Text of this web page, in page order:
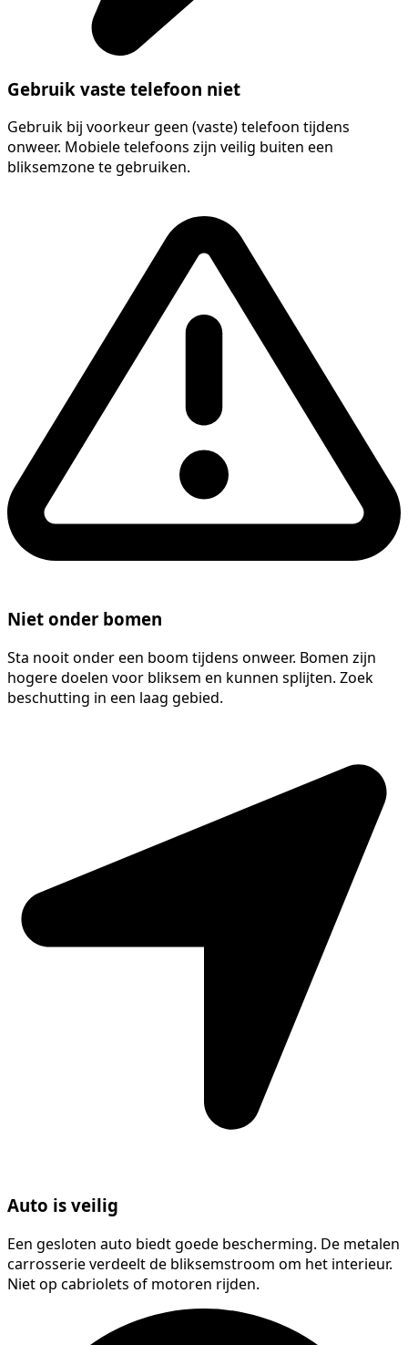
Gebruik vaste telefoon niet
Gebruik bij voorkeur geen (vaste) telefoon tijdens
onweer. Mobiele telefoons zijn veilig buiten een
bliksemzone te gebruiken.
Niet onder bomen
Sta nooit onder een boom tijdens onweer. Bomen zijn
hogere doelen voor bliksem en kunnen splijten. Zoek
beschutting in een laag gebied.
Auto is veilig
Een gesloten auto biedt goede bescherming. De metalen
carrosserie verdeelt de bliksemstroom om het interieur.
Niet op cabriolets of motoren rijden.